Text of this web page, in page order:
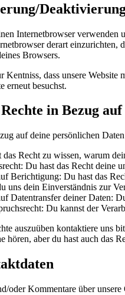
Internetbrowser verwenden
derart
Browsers.
Kentniss, dass unsere
erneut besuchst.
in Bezug
auf deine persönlichen
das Recht zu wissen, warum
Du hast das Recht deine
Berichtigung: Du hast das
uns dein Einverständnis zur
Datentransfer deiner Daten:
Du kannst der
auszuüben kontaktiere uns
hören, aber du hast auch das
oder Kommentare über